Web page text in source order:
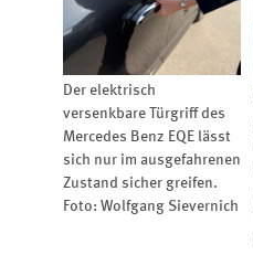
Der elektrisch
versenkbare Türgriff des
Mercedes Benz EQE lässt
sich nur im ausgefahrenen
Zustand sicher greifen.
Foto: Wolfgang Sievernich